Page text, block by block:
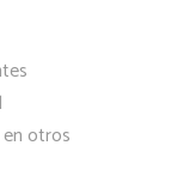
otros